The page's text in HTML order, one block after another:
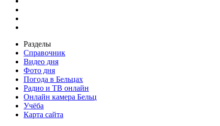
Разделы
Справочник
Видео дня
Фото дня
Погода в Бельцах
Радио и ТВ онлайн
Онлайн камера Бельц
Учёба
Карта сайта